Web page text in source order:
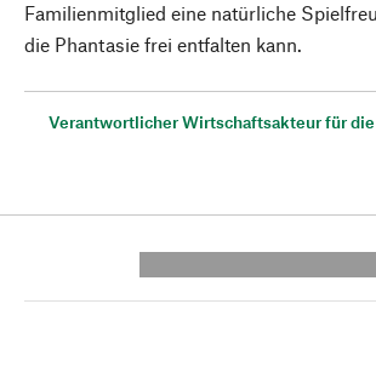
Familienmitglied eine natürliche
die Phantasie frei entfalten kann.
Verantwortlicher Wirtschaftsakteur für die